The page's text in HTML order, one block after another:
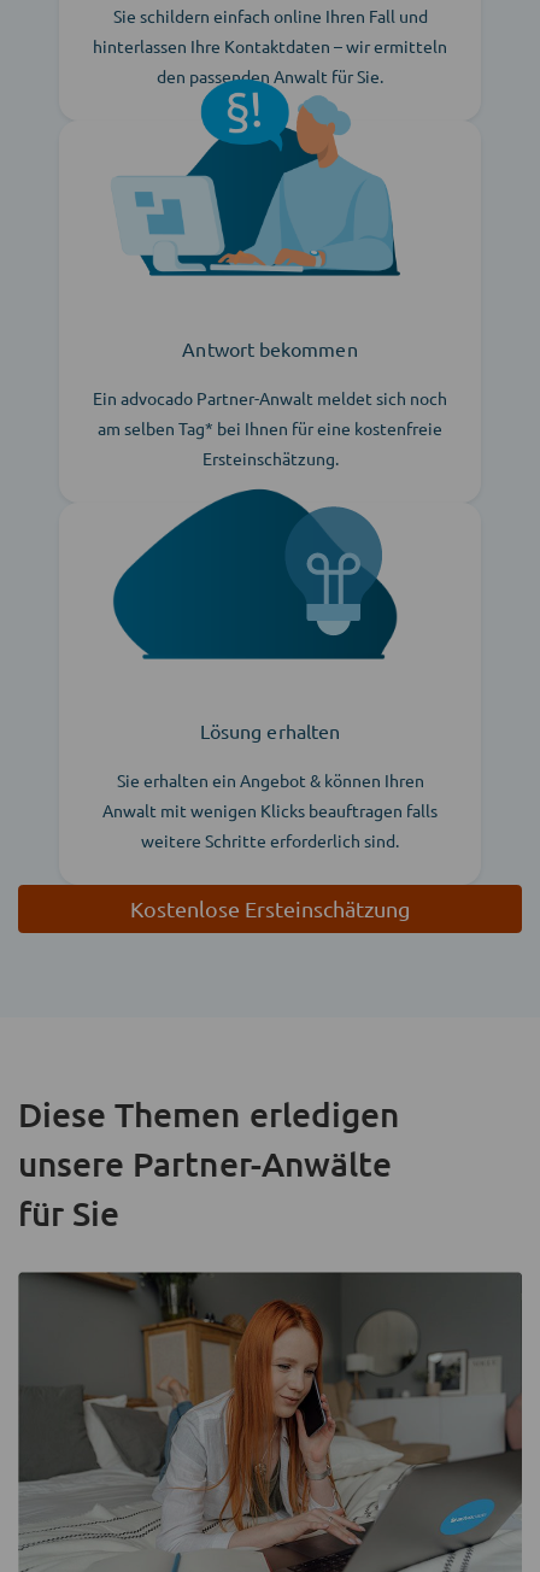
Sie schildern einfach online Ihren Fall und
hinterlassen Ihre Kontaktdaten – wir ermitteln
den passenden Anwalt für Sie.
Antwort bekommen
Ein advocado Partner-Anwalt meldet sich noch
am selben Tag* bei Ihnen für eine kostenfreie
Ersteinschätzung.
Lösung erhalten
Sie erhalten ein Angebot & können Ihren
Anwalt mit wenigen Klicks beauftragen falls
weitere Schritte erforderlich sind.
Kostenlose Ersteinschätzung
Diese Themen erledigen
unsere Partner-Anwälte
für Sie